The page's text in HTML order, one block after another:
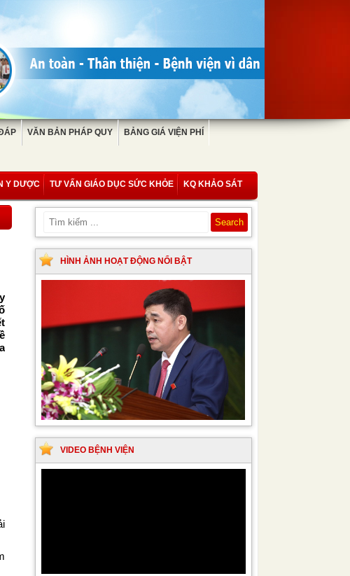
VĂN BẢN PHÁP QUY BẢNG GIÁ VIỆN PHÍ
Y DƯỢC TƯ VẤN GIÁO DỤC SỨC KHỎE KQ KHẢO SÁT
HÌNH ẢNH HOẠT ĐỘNG NỔI BẬT
VIDEO BỆNH VIỆN